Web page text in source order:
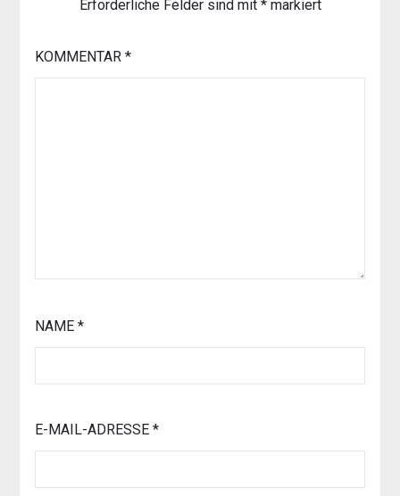
Erforderliche Felder sind mit *markiert
KOMMENTAR *
NAME *
E-MAIL-ADRESSE *